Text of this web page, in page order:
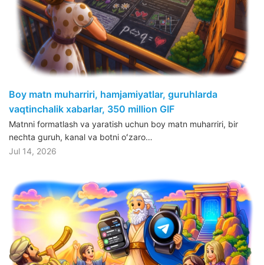
Boy matn muharriri, hamjamiyatlar, guruhlarda
vaqtinchalik xabarlar, 350 million GIF
Matnni formatlash va yaratish uchun boy matn muharriri, bir
nechta guruh, kanal va botni oʻzaro…
Jul 14, 2026